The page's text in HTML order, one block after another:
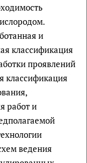
и
классификация
проявлений
классификация
работ и
ведения